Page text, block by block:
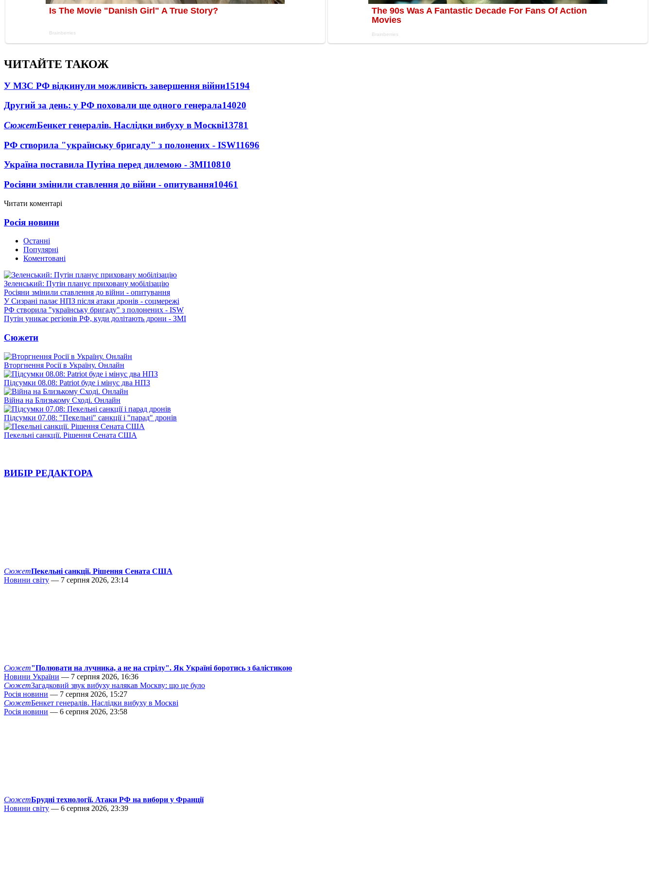
ЧИТАЙТЕ ТАКОЖ
У МЗС РФ відкинули можливість завершення війни15194
Другий за день: у РФ поховали ще одного генерала14020
СюжетБенкет генералів. Наслідки вибуху в Москві13781
РФ створила "українську бригаду" з полонених - ISW11696
Україна поставила Путіна перед дилемою - ЗМІ10810
Росіяни змінили ставлення до війни - опитування10461
Читати коментарі
Росія новини
Останні
Популярні
Коментовані
Зеленський: Путін планує приховану мобілізацію
Росіяни змінили ставлення до війни - опитування
У Сизрані палає НПЗ після атаки дронів - соцмережі
РФ створила "українську бригаду" з полонених - ISW
Путін уникає регіонів РФ, куди долітають дрони - ЗМІ
Сюжети
Вторгнення Росії в Україну. Онлайн
Підсумки 08.08: Patriot буде і мінус два НПЗ
Війна на Близькому Сході. Онлайн
Підсумки 07.08: "Пекельні" санкції і "парад" дронів
Пекельні санкції. Рішення Сената США
ВИБІР РЕДАКТОРА
СюжетПекельні санкції. Рішення Сената США
Новини світу — 7 серпня 2026, 23:14
Сюжет"Полювати на лучника, а не на стрілу". Як Україні боротись з балістикою
Новини України — 7 серпня 2026, 16:36
СюжетЗагадковий звук вибуху налякав Москву: що це було
Росія новини — 7 серпня 2026, 15:27
СюжетБенкет генералів. Наслідки вибуху в Москві
Росія новини — 6 серпня 2026, 23:58
СюжетБрудні технології. Атаки РФ на вибори у Франції
Новини світу — 6 серпня 2026, 23:39